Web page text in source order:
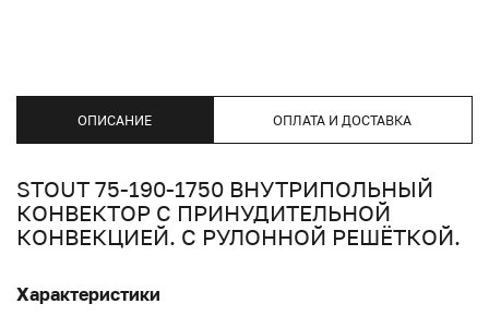
ОПИСАНИЕ ОПЛАТА И ДОСТАВКА
STOUT 75-190-1750 ВНУТРИПОЛЬНЫЙ
КОНВЕКТОР С ПРИНУДИТЕЛЬНОЙ
КОНВЕКЦИЕЙ. С РУЛОННОЙ РЕШЁТКОЙ.
Характеристики